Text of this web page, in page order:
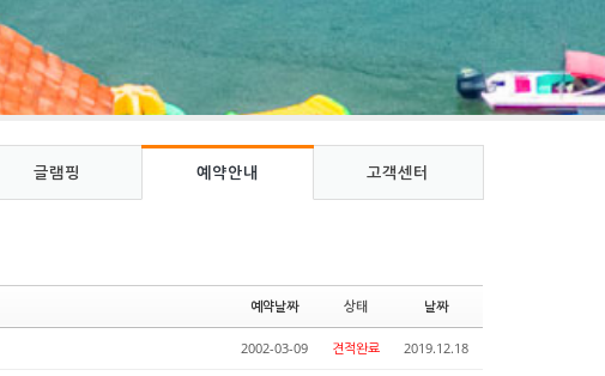
글램핑 예약안내 고객센터
예약날짜 상태 날짜
2002-03-09 견적완료 2019.12.18